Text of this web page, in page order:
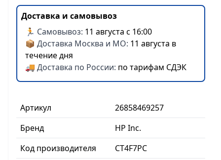
Артикул
26858469257
Бренд
HP Inc.
Код производителя
CT4F7PC
Доставка и самовывоз
🏃 Самовывоз: 11 августа с 16:00
📦 Доставка Москва и МО: 11 августа в
течение дня
🚚 Доставка по России: по тарифам СДЭК